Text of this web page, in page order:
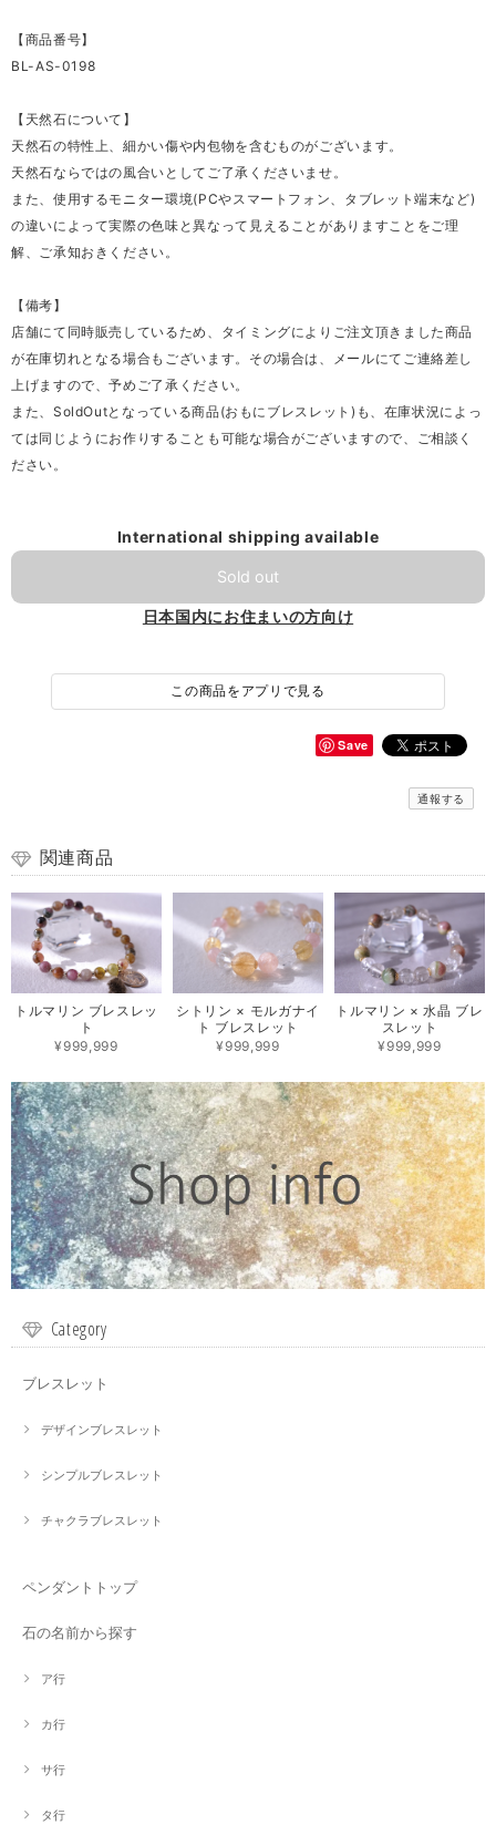
【商品番号】
BL-AS-0198
【天然石について】
天然石の特性上、細かい傷や内包物を含むものがございます。
天然石ならではの風合いとしてご了承くださいませ。
また、使用するモニター環境(PCやスマートフォン、タブレット端末など)
の違いによって実際の色味と異なって見えることがありますことをご理
解、ご承知おきください。
【備考】
店舗にて同時販売しているため、タイミングによりご注文頂きました商品
が在庫切れとなる場合もございます。その場合は、メールにてご連絡差し
上げますので、予めご了承ください。
また、SoldOutとなっている商品(おもにブレスレット)も、在庫状況によっ
ては同じようにお作りすることも可能な場合がございますので、ご相談く
ださい。
International shipping available
Sold out
日本国内にお住まいの方向け
この商品をアプリで見る
Save
通報する
関連商品
トルマリン ブレスレッ
ト
¥999,999
シトリン × モルガナイ
ト ブレスレット
¥999,999
トルマリン × 水晶 ブレ
スレット
¥999,999
Category
ブレスレット
デザインブレスレット
シンプルブレスレット
チャクラブレスレット
ペンダントトップ
石の名前から探す
ア行
カ行
サ行
タ行